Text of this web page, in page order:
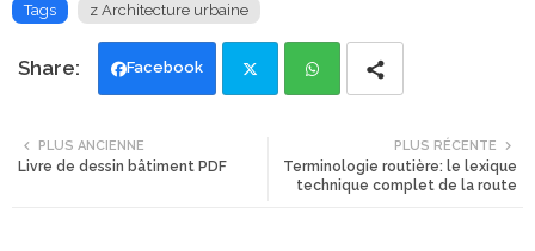
Tags z Architecture urbaine
Facebook
ats
PLUS RÉCENTE
Terminologie routière: le lexique
technique complet de la route
PLUS ANCIENNE
Livre de dessin bâtiment PDF